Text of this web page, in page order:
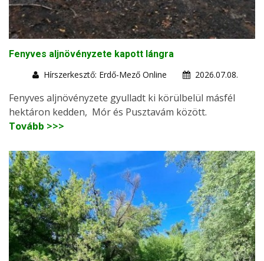
Fenyves aljnövényzete kapott lángra
Hírszerkesztő: Erdő-Mező Online
2026.07.08.
Fenyves aljnövényzete gyulladt ki körülbelül másfél
hektáron kedden, Mór és Pusztavám között.
Tovább >>>